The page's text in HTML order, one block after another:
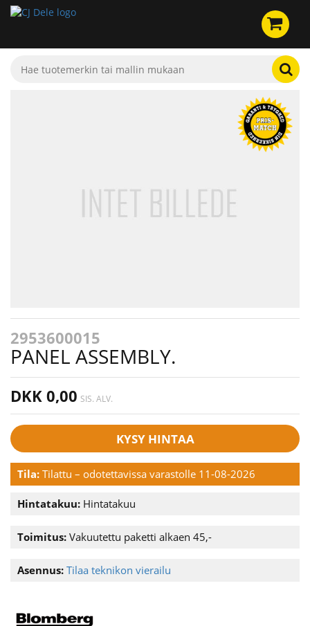
2953600015
PANEL ASSEMBLY.
DKK 0,00 SIS. ALV.
KYSY HINTAA
Tila: Tilattu – odotettavissa varastolle 11-08-2026
Hintatakuu: Hintatakuu
Toimitus: Vakuutettu paketti alkaen 45,-
Asennus: Tilaa teknikon vierailu